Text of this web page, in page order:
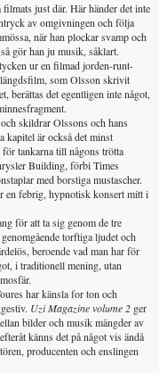
just där. Här händer det inte
av omgivningen och följa
när han plockar svamp och
gör han ju musik, såklart.
ur en filmad jorden-runt-
som Olsson skrivit
berättas det egentligen inte något,
och skildrar Olssons och hans
kapitel är också det minst
tankarna till någons trötta
Building, förbi Times
med borstiga mustascher.
en febrig, hypnotisk konsert mitt i
för att ta sig genom de tre
torftiga ljudet och
beroende vad man har för
i traditionell mening, utan
har känsla for ton och
Uzi Magazine volume 2ger
bilder och musik mängder av
känns det på något vis ändå
producenten och enslingen